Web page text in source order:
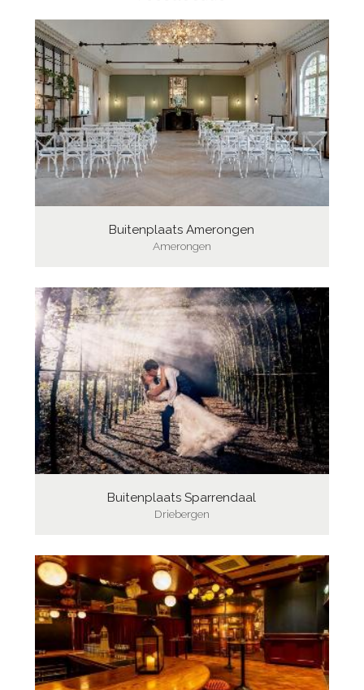
Buitenplaats Amerongen
Amerongen
Buitenplaats Sparrendaal
Driebergen